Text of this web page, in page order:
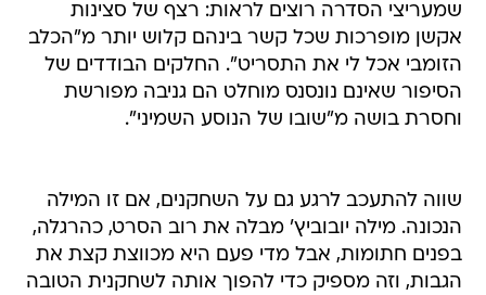
שמעריצי הסדרה רוצים לראות: רצף של סצינות
אקשן מופרכות שכל קשר בינהם קלוש יותר מ"הכלב
הזומבי אכל לי את התסריט". החלקים הבודדים של
הסיפור שאינם נונסנס מוחלט הם גניבה מפורשת
וחסרת בושה מ"שובו של הנוסע השמיני".
שווה להתעכב לרגע גם על השחקנים, אם זו המילה
הנכונה. מילה יובוביץ' מבלה את רוב הסרט, כהרגלה,
בפנים חתומות, אבל מדי פעם היא מכווצת קצת את
הגבות, וזה מספיק כדי להפוך אותה לשחקנית הטובה